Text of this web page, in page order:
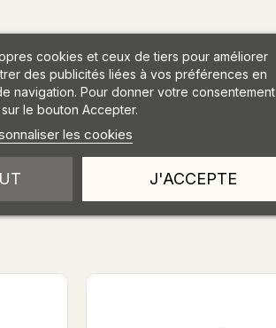
cookies et ceux de tiers pour améliorer
des publicités liées à vos préférences en
navigation. Pour donner votre consentement
le bouton Accepter.
les cookies
J'ACCEPTE